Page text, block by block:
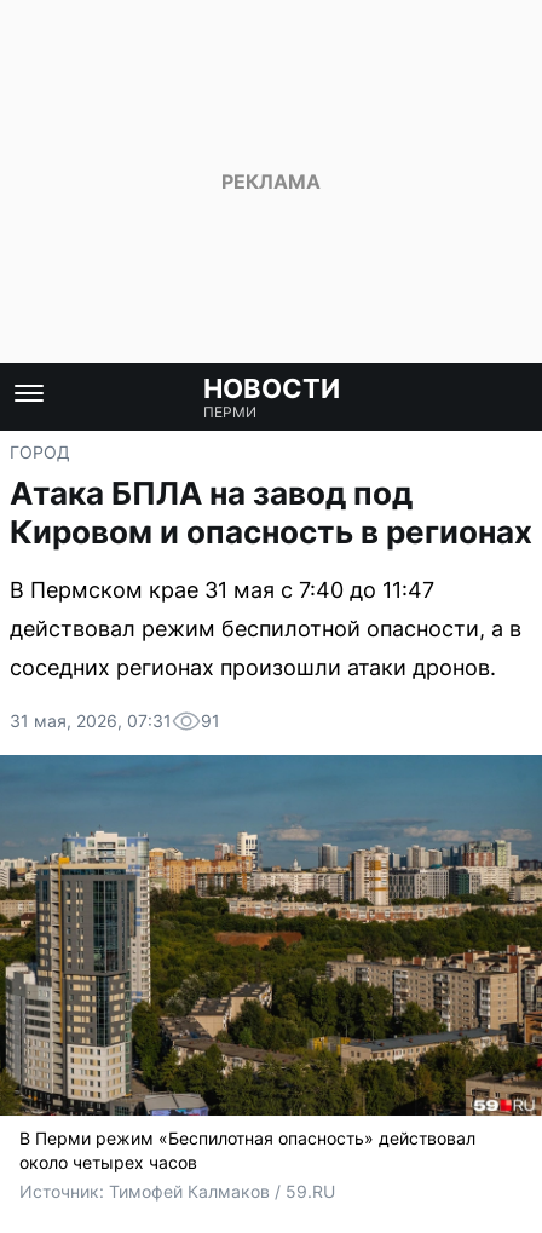
НОВОСТИ
ПЕРМИ
ГОРОД
Атака БПЛА на завод под
Кировом и опасность в регионах
В Пермском крае 31 мая с 7:40 до 11:47
действовал режим беспилотной опасности, а в
соседних регионах произошли атаки дронов.
31 мая, 2026, 07:31 91
В Перми режим «Беспилотная опасность» действовал
около четырех часов
Источник: Тимофей Калмаков / 59.RU